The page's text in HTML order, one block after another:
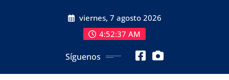
viernes, 7 agosto 2026
4:52:38 AM
Síguenos